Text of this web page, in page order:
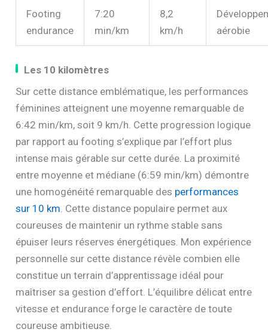
Footing
endurance
7:20
min/km
8,2
km/h
aérobie
Les 10 kilomètres
Sur cette distance emblématique, les performances
féminines atteignent une moyenne remarquable de
6:42 min/km, soit 9 km/h. Cette progression logique
par rapport au footing s’explique par l’effort plus
intense mais gérable sur cette durée. La proximité
entre moyenne et médiane (6:59 min/km) démontre
une homogénéité remarquable des performances
sur 10 km . Cette distance populaire permet aux
coureuses de maintenir un rythme stable sans
épuiser leurs réserves énergétiques. Mon expérience
personnelle sur cette distance révèle combien elle
constitue un terrain d’apprentissage idéal pour
maîtriser sa gestion d’effort. L’équilibre délicat entre
vitesse et endurance forge le caractère de toute
coureuse ambitieuse.